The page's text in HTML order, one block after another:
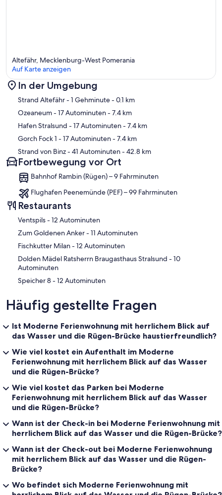
Karte
Altefähr, Mecklenburg-West Pomerania
Auf Karte anzeigen
In der Umgebung
Strand Altefähr- 1 Gehminute- 0.1 km
Ozeaneum- 17 Autominuten- 7.4 km
Hafen Stralsund - 17 Autominuten- 7.4 km
Gorch Fock 1 - 17 Autominuten- 7.4 km
Strand von Binz- 41 Autominuten- 42.8 km
Fortbewegung vor Ort
Bahnhof Rambin (Rügen) – 9 Fahrminuten
Flughafen Peenemünde (PEF) – 99 Fahrminuten
Restaurants
‪Ventspils - ‬12 Autominuten
‪Zum Goldenen Anker - ‬11 Autominuten
‪Fischkutter Milan - ‬12 Autominuten
‪Dolden Mädel Ratsherrn Braugasthaus Stralsund - ‬10
Autominuten
‪Speicher 8 - ‬12 Autominuten
Häufig gestellte Fragen
Ist Moderne Ferienwohnung mit herrlichem Blick auf
das Wasser und die Rügen-Brücke haustierfreundlich?
Wie viel kostet ein Aufenthalt im Moderne
Ferienwohnung mit herrlichem Blick auf das Wasser
und die Rügen-Brücke?
Wie viel kostet das Parken bei Moderne
Ferienwohnung mit herrlichem Blick auf das Wasser
und die Rügen-Brücke?
Wann ist der Check-in bei Moderne Ferienwohnung mit
herrlichem Blick auf das Wasser und die Rügen-Brücke?
Wann ist der Check-out bei Moderne Ferienwohnung
mit herrlichem Blick auf das Wasser und die Rügen-
Brücke?
Wo befindet sich Moderne Ferienwohnung mit